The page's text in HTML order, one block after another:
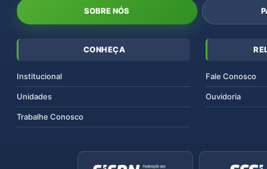
SOBRE NÓS
CONHEÇA
Institucional
Unidades
Trabalhe Conosco
Fale Conosco
Ouvidoria